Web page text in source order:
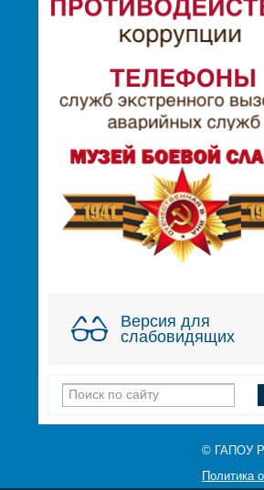
Версия для
слабовидящих
© ГАПОУ
Политика